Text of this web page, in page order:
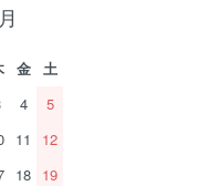
金
土
4
5
11
12
18 19